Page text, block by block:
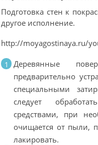
Подготовка стен к
другое исполнение.
http://moyagostinaya.ru/
Деревянные
предварительно
специальными
следует
средствами, при
очищается от пыли,
лакировать.